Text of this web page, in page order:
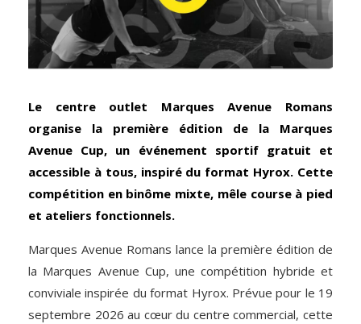
Le centre outlet Marques Avenue Romans
organise la première édition de la Marques
Avenue Cup, un événement sportif gratuit et
accessible à tous, inspiré du format Hyrox. Cette
compétition en binôme mixte, mêle course à pied
et ateliers fonctionnels.
Marques Avenue Romans lance la première édition de
la Marques Avenue Cup, une compétition hybride et
conviviale inspirée du format Hyrox. Prévue pour le 19
septembre 2026 au cœur du centre commercial, cette